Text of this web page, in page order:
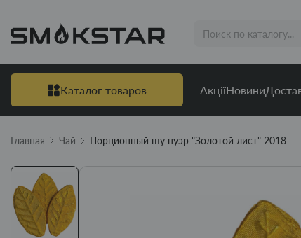
Каталог товаров АкціїНовини
Главная Чай Порционный шу пуэр "Золотой лист" 2018